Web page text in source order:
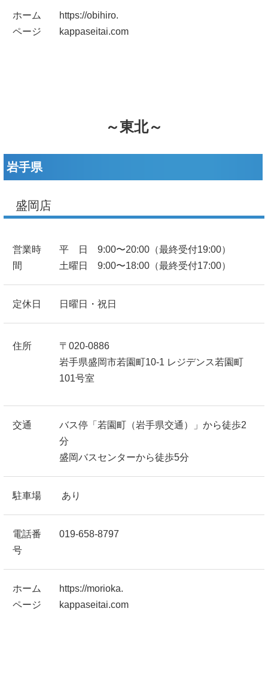
ホーム
ページ
https://obihiro.
kappaseitai.com
～東北～
岩手県
盛岡店
営業時
間
平 日 9:00〜20:00（最終受付19:00）
土曜日 9:00〜18:00（最終受付17:00）
定休日 日曜日・祝日
住所
〒020-0886
岩手県盛岡市若園町10-1 レジデンス若園町
101号室
交通
バス停「若園町（岩手県交通）」から徒歩2
分
盛岡バスセンターから徒歩5分
駐車場 あり
電話番
号
019-658-8797
ホーム
ページ
https://morioka.
kappaseitai.com